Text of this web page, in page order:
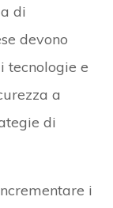
di
devono
tecnologie e
a
di
i